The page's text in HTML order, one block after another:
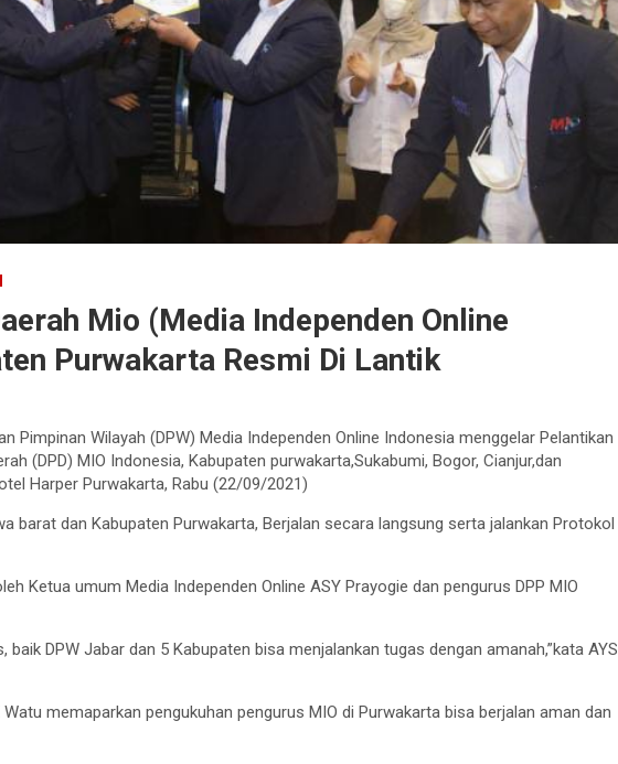
Mio (Media Independen Online
Purwakarta Resmi Di Lantik
Pimpinan Wilayah (DPW) Media Independen Online Indonesia menggelar Pelantikan
(DPD) MIO Indonesia, Kabupaten purwakarta,Sukabumi, Bogor, Cianjur,dan
Harper Purwakarta, Rabu (22/09/2021)
barat dan Kabupaten Purwakarta, Berjalan secara langsung serta jalankan Protokol
Ketua umum Media Independen Online ASY Prayogie dan pengurus DPP MIO
baik DPW Jabar dan 5 Kabupaten bisa menjalankan tugas dengan amanah,”kata AYS
memaparkan pengukuhan pengurus MIO di Purwakarta bisa berjalan aman dan